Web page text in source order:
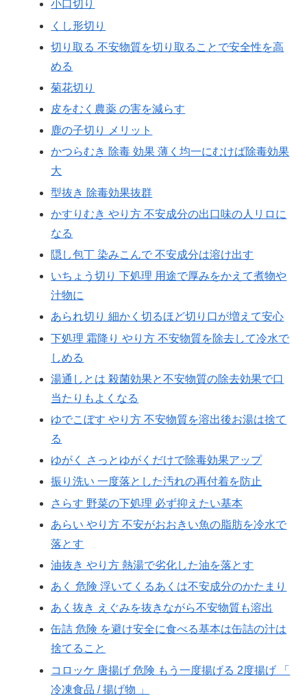
小口切り
くし形切り
切り取る 不安物質を切り取ることで安全性を高
める
菊花切り
皮をむく農薬 の害を減らす
鹿の子切り メリット
かつらむき 除毒 効果 薄く均一にむけば除毒効果
大
型抜き 除毒効果抜群
かすりむき やり方 不安成分の出口味の人リロに
なる
隠し包丁 染みこんで 不安成分は溶け出す
いちょう切り 下処理 用途で厚みをかえて煮物や
汁物に
あられ切り 細かく切るほど切り口が増えて安心
下処理 霜降り やり方 不安物質を除去して冷水で
しめる
湯通しとは 殺菌効果と不安物質の除去効果で口
当たりもよくなる
ゆでこぼす やり方 不安物質を溶出後お湯は捨て
る
ゆがく さっとゆがくだけで除毒効果アップ
振り洗い 一度落とした汚れの再付着を防止
さらす 野菜の下処理 必ず抑えたい基本
あらい やり方 不安がおおきい魚の脂肪を冷水で
落とす
油抜き やり方 熱湯で劣化した油を落とす
あく 危険 浮いてくるあくは不安成分のかたまり
あく抜き えぐみを抜きながら不安物質も溶出
缶詰 危険 を避け安全に食べる基本は缶詰の汁は
捨てること
コロッケ 唐揚げ 危険 もう一度揚げる 2度揚げ 「
冷凍食品 / 揚げ物 」